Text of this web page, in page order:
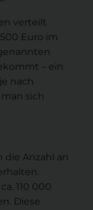
verteilt
Euro im
– ein
nach
sich
die Anzahl an
110 000
Diese